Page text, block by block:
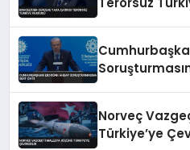
Norveç
Türkiye’ye